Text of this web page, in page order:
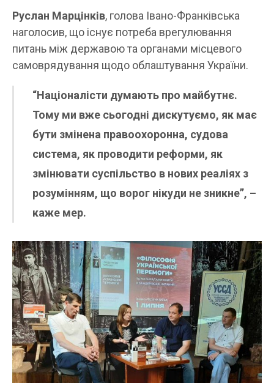
Руслан Марцінків, голова Івано-Франківська
наголосив, що існує потреба врегулювання
питань між державою та органами місцевого
самоврядування щодо облаштування України.
“Націоналісти думають про майбутнє.
Тому ми вже сьогодні дискутуємо, як має
бути змінена правоохоронна, судова
система, як проводити реформи, як
змінювати суспільство в нових реаліях з
розумінням, що ворог нікуди не зникне”, –
каже мер.